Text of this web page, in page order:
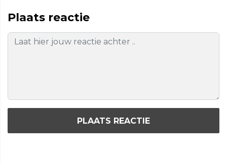
Plaats reactie
PLAATS REACTIE